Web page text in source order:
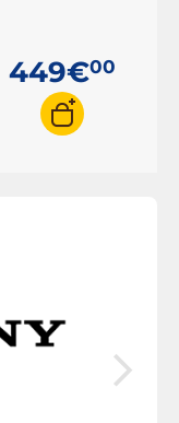
449€00